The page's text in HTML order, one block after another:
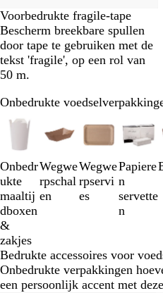
Voorbedrukte fragile-tape
Bescherm breekbare spullen
door tape te gebruiken met de
tekst 'fragile', op een rol van
50 m.
Onbedrukte
Onbedr
ukte
maaltij
dboxen
&
zakjes
Wegwe
rpschal
en
Wegwe
rpservi
es
Papiere
n
servette
n
Dia's
t/m
3
van
Bedrukte accessoires voor
Onbedrukte verpakkingen
een persoonlijk accent met